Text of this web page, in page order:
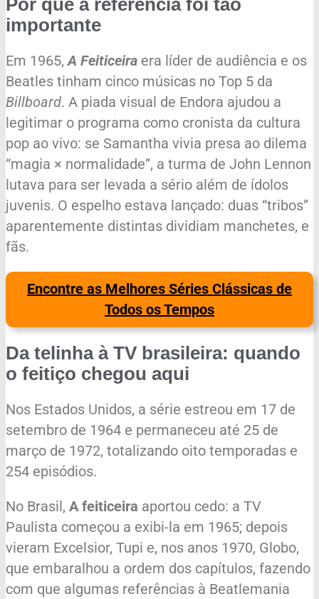
importante
Em 1965,A Feiticeira era líder de audiência e os
Beatles tinham cinco músicas no Top 5 da
Billboard. A piada visual de Endora ajudou a
legitimar o programa como cronista da cultura
pop ao vivo: se Samantha vivia presa ao dilema
“magia × normalidade”, a turma de John Lennon
lutava para ser levada a sério além de ídolos
juvenis. O espelho estava lançado: duas “tribos”
aparentemente distintas dividiam manchetes, e
fãs.
Encontre as Melhores Séries Clássicas de
Todos os Tempos
Da telinha à TV brasileira: quando
o feitiço chegou aqui
Nos Estados Unidos, a série estreou em 17 de
setembro de 1964 e permaneceu até 25 de
março de 1972, totalizando oito temporadas e
254 episódios.
No Brasil, A feiticeira aportou cedo: a TV
Paulista começou a exibi-la em 1965; depois
vieram Excelsior, Tupi e, nos anos 1970, Globo,
que embaralhou a ordem dos capítulos, fazendo
com que algumas referências à Beatlemania